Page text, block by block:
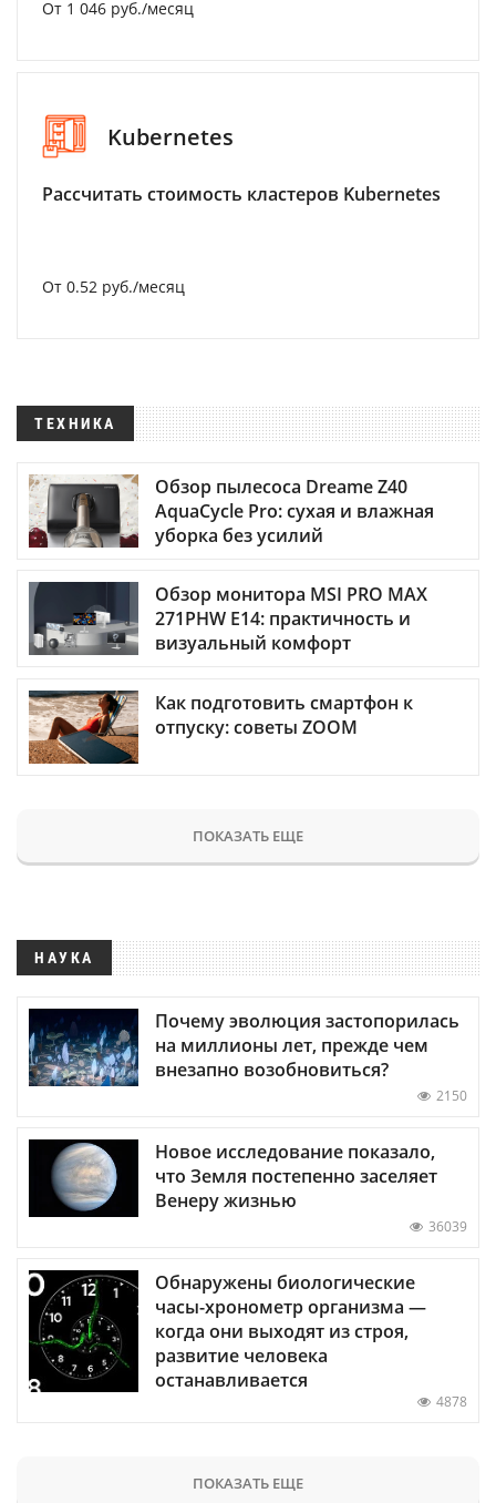
От 1 046 руб./месяц
Kubernetes
Рассчитать стоимость кластеров Kubernetes
От 0.52 руб./месяц
ТЕХНИКА
Обзор пылесоса Dreame Z40
AquaCycle Pro: сухая и влажная
уборка без усилий
Обзор монитора MSI PRO MAX
271PHW E14: практичность и
визуальный комфорт
Как подготовить смартфон к
отпуску: советы ZOOM
ПОКАЗАТЬ ЕЩЕ
НАУКА
Почему эволюция застопорилась
на миллионы лет, прежде чем
внезапно возобновиться?
2150
Новое исследование показало,
что Земля постепенно заселяет
Венеру жизнью
36039
Обнаружены биологические
часы-хронометр организма —
когда они выходят из строя,
развитие человека
останавливается
4878
ПОКАЗАТЬ ЕЩЕ